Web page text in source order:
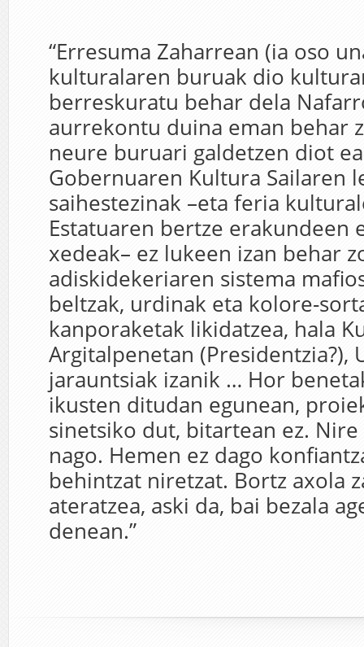
“Erresuma Zaharrean (ia oso
kulturalaren buruak dio
berreskuratu behar dela
aurrekontu duina eman behar
neure buruari galdetzen diot
Gobernuaren Kultura Sailaren
saihestezinak –eta feria
Estatuaren bertze erakundeen
xedeak– ez lukeen izan behar
adiskidekeriaren sistema
beltzak, urdinak eta kolore-
kanporaketak likidatzea, hala
Argitalpenetan (Presidentzia?),
jarauntsiak izanik … Hor
ikusten ditudan egunean,
sinetsiko dut, bitartean ez.
nago. Hemen ez dago
behintzat niretzat. Bortz axola
ateratzea, aski da, bai bezala
denean.”